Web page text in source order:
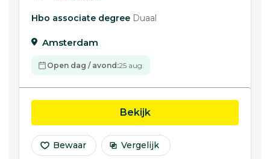
Hbo associate degree Duaal
Amsterdam
Open dag / avond:25 aug.
Bekijkopleiding
Bewaar Vergelijk